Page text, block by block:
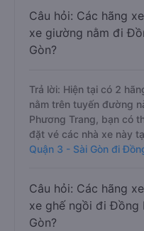
Câu hỏi: Các hãng
xe giường nằm đi
Gòn?
Trả lời: Hiện tại có 2
nằm trên tuyến đường
Phương Trang, bạn có
đặt vé các nhà xe này
Quận 3 - Sài Gòn đi
Câu hỏi: Các hãng
xe ghế ngồi đi Đồng
Gòn?